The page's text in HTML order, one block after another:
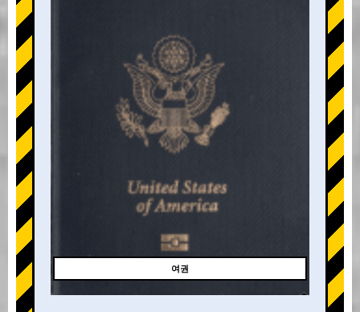
여권